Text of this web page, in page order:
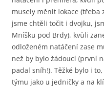
musely měnit lokace (třeba
jsme chtěli točit i dvojku,
Mníšku pod Brdy), kvůli
odloženém natáčení zase
než by bylo žádoucí (první
padal sníh!). Těžké bylo i
týmu jako u jedničky a na